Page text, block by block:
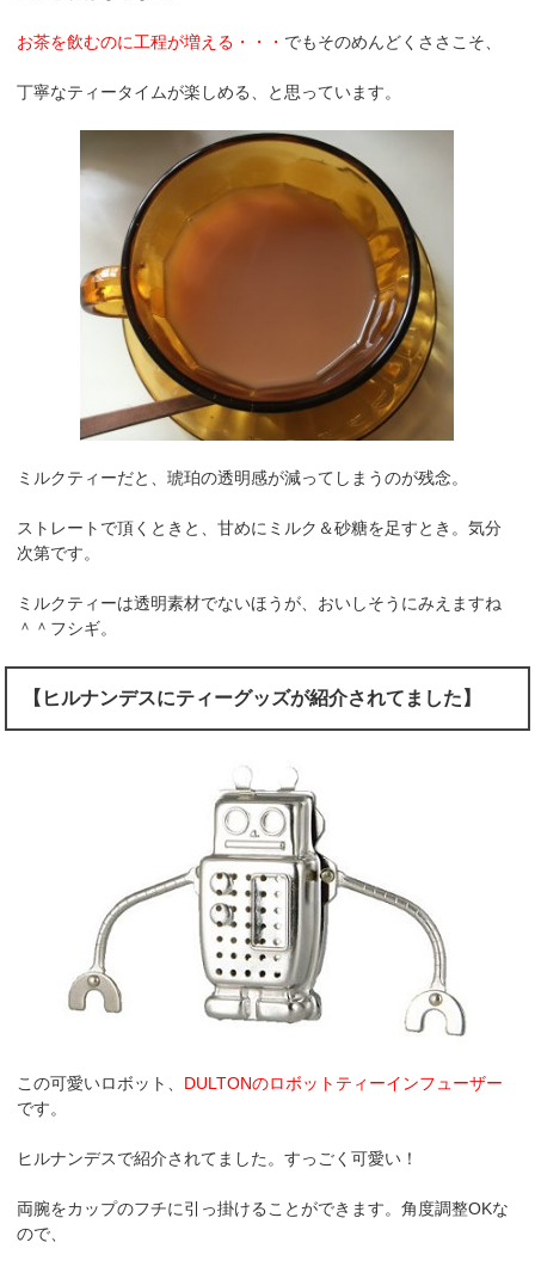
お茶を飲むのに工程が増える・・・ でもそのめんどくささこそ、
丁寧なティータイムが楽しめる、と思っています。
ミルクティーだと、琥珀の透明感が減ってしまうのが残念。
ストレートで頂くときと、甘めにミルク＆砂糖を足すとき。気分
次第です。
ミルクティーは透明素材でないほうが、おいしそうにみえますね
＾＾フシギ。
【ヒルナンデスにティーグッズが紹介されてました】
この可愛いロボット、 DULTONのロボットティーインフューザー
です。
ヒルナンデスで紹介されてました。すっごく可愛い！
両腕をカップのフチに引っ掛けることができます。角度調整OKな
ので、